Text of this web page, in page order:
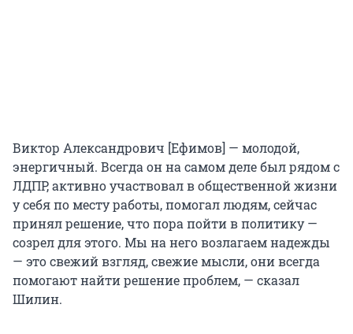
Виктор Александрович [Ефимов] — молодой,
энергичный. Всегда он на самом деле был рядом с
ЛДПР, активно участвовал в общественной жизни
у себя по месту работы, помогал людям, сейчас
принял решение, что пора пойти в политику —
созрел для этого. Мы на него возлагаем надежды
— это свежий взгляд, свежие мысли, они всегда
помогают найти решение проблем, — сказал
Шилин.